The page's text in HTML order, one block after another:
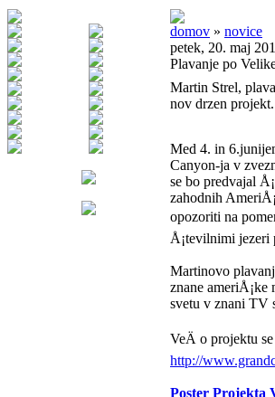
domov » novice
petek, 20. maj
Plavanje po
Martin Strel,
nov drzen projekt.
Med 4. in
Canyon-ja v
se bo predvajal
zahodnih
opozoriti na
Å¡tevilnimi jezeri
Martinovo
znane
svetu v znani TV
VeÄ o projektu
http://
Poster Projekta